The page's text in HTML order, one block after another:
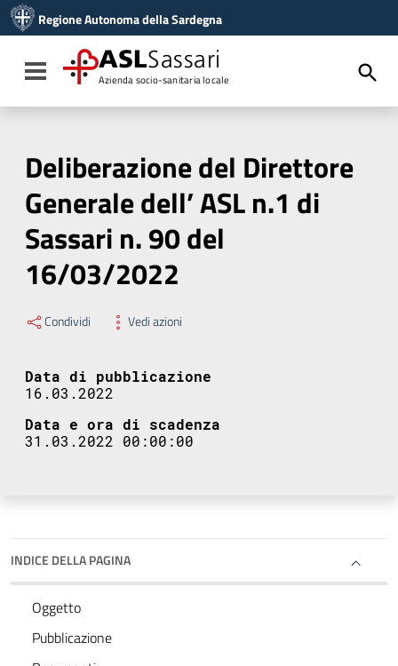
Vai al menu di navigazione
Vai al footer
Regione Autonoma della Sardegna
Toggle navigation
ASLSassari
Azienda socio-sanitaria locale
Deliberazione del Direttore
Generale dell’ ASL n.1 di
Sassari n. 90 del
16/03/2022
Condividi Vedi azioni
Data di pubblicazione
16.03.2022
Data e ora di scadenza
31.03.2022 00:00:00
INDICE DELLA PAGINA
Oggetto
Pubblicazione